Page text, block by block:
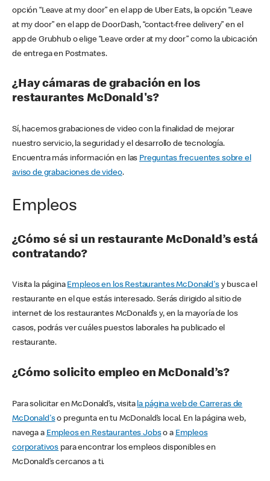
opción “Leave at my door” en el app de Uber Eats, la opción “Leave
at my door” en el app de DoorDash, “contact-free delivery” en el
app de Grubhub o elige “Leave order at my door” como la ubicación
de entrega en Postmates.
¿Hay cámaras de grabación en los
restaurantes McDonald's?
Sí, hacemos grabaciones de video con la finalidad de mejorar
nuestro servicio, la seguridad y el desarrollo de tecnología.
Encuentra más información en las Preguntas frecuentes sobre el
aviso de grabaciones de video.
Empleos
¿Cómo sé si un restaurante McDonald’s está
contratando?
Visita la página Empleos en los Restaurantes McDonald'sy busca el
restaurante en el que estás interesado. Serás dirigido al sitio de
internet de los restaurantes McDonald’s y, en la mayoría de los
casos, podrás ver cuáles puestos laborales ha publicado el
restaurante.
¿Cómo solicito empleo en McDonald’s?
Para solicitar en McDonald’s, visita la página web de Carreras de
McDonald'so pregunta en tu McDonald’s local. En la página web,
navega a Empleos en Restaurantes Jobso a Empleos
corporativos para encontrar los empleos disponibles en
McDonald’s cercanos a ti.